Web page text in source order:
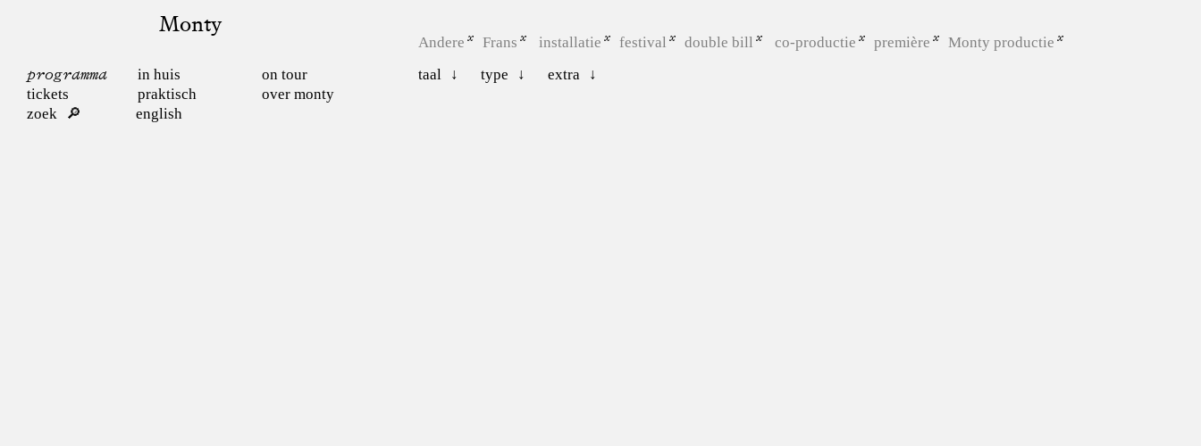
Monty
programma in huis
on tour
tickets
praktisch
over monty
zoek
english
Andere Frans installatie festival double bill co-productie première
Monty productie
taal
type extra